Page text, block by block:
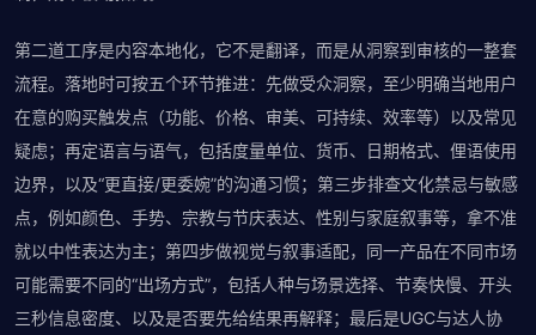
第二道工序是内容本地化，它不是翻译，而是从洞察到审核的一整套
流程。落地时可按五个环节推进：先做受众洞察，至少明确当地用户
在意的购买触发点（功能、价格、审美、可持续、效率等）以及常见
疑虑；再定语言与语气，包括度量单位、货币、日期格式、俚语使用
边界，以及“更直接/更委婉”的沟通习惯；第三步排查文化禁忌与敏感
点，例如颜色、手势、宗教与节庆表达、性别与家庭叙事等，拿不准
就以中性表达为主；第四步做视觉与叙事适配，同一产品在不同市场
可能需要不同的“出场方式”，包括人种与场景选择、节奏快慢、开头
三秒信息密度、以及是否要先给结果再解释；最后是UGC与达人协